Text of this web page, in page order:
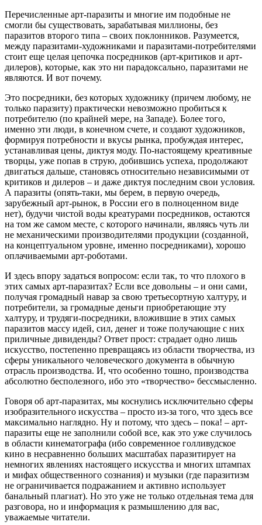
Перечисленные арт-паразиты и многие им подобные не
смогли бы существовать, зарабатывая миллионы, без
паразитов второго типа – своих поклонников. Разумеется,
между паразитами-художниками и паразитами-потребителями
стоит еще целая цепочка посредников (арт-критиков и арт-
дилеров), которые, как это ни парадоксально, паразитами не
являются. И вот почему.
Это посредники, без которых художнику (причем любому, не
только паразиту) практически невозможно пробиться к
потребителю (по крайней мере, на Западе). Более того,
именно эти люди, в конечном счете, и создают художников,
формируя потребности и вкусы рынка, пробуждая интерес,
устанавливая цены, диктуя моду. По-настоящему креативные
творцы, уже попав в струю, добившись успеха, продолжают
двигаться дальше, становясь относительно независимыми от
критиков и дилеров – и даже диктуя последним свои условия.
А паразиты (опять-таки, мы берем, в первую очередь,
зарубежный арт-рынок, в России его в полноценном виде
нет), будучи чистой воды креатурами посредников, остаются
на том же самом месте, с которого начинали, являясь чуть ли
не механическими производителями продукции (созданной,
на концептуальном уровне, именно посредниками), хорошо
оплачиваемыми арт-роботами.
И здесь впору задаться вопросом: если так, то что плохого в
этих самых арт-паразитах? Если все довольны – и они сами,
получая громадный навар за свою третьесортную халтуру, и
потребители, за громадные деньги приобретающие эту
халтуру, и трудяги-посредники, вложившие в этих самых
паразитов массу идей, сил, денег и тоже получающие с них
приличные дивиденды? Ответ прост: страдает одно лишь
искусство, постепенно превращаясь из области творчества, из
сферы уникального человеческого документа в обычную
отрасль производства. И, что особенно тошно, производства
абсолютно бесполезного, ибо это «творчество» бессмысленно.
Говоря об арт-паразитах, мы коснулись исключительно сферы
изобразительного искусства – просто из-за того, что здесь все
максимально наглядно. Ну и потому, что здесь – пока! – арт-
паразиты еще не заполнили собой все, как это уже случилось
в области кинематографа (ибо современное голливудское
кино в несравненно больших масштабах паразитирует на
немногих явлениях настоящего искусства и многих штампах
и мифах общественного сознания) и музыки (где паразитизм
не ограничивается подражанием и активно использует
банальный плагиат). Но это уже не только отдельная тема для
разговора, но и информация к размышлению для вас,
уважаемые читатели.